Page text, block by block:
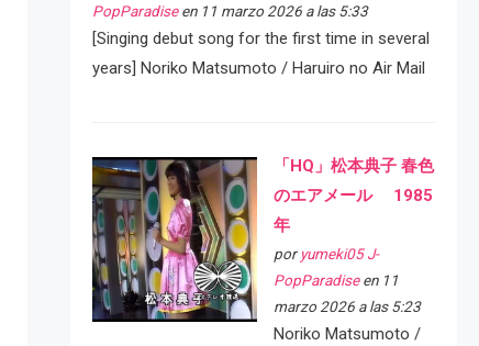
PopParadiseen 11 marzo 2026 a las 5:33
[Singing debut song for the first time in several
years] Noriko Matsumoto / Haruiro no Air Mail
「HQ」松本典子 春色
のエアメール 1985
年
por yumeki05 J-
PopParadiseen 11
marzo 2026 a las 5:23
Noriko Matsumoto /